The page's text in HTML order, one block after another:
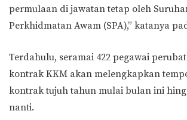
permulaan di jawatan tetap oleh
Perkhidmatan Awam (SPA),” katanya
Terdahulu, seramai 422 pegawai
kontrak KKM akan melengkapkan
kontrak tujuh tahun mulai bulan ini
nanti.